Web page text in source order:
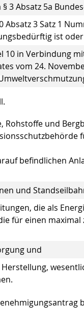
3 Absatz 5a
Absatz 3 Satz 1
ist oder
in Verbindung
vom 24.
Rohstoffe und
befindlichen
und
die als
für einen
und